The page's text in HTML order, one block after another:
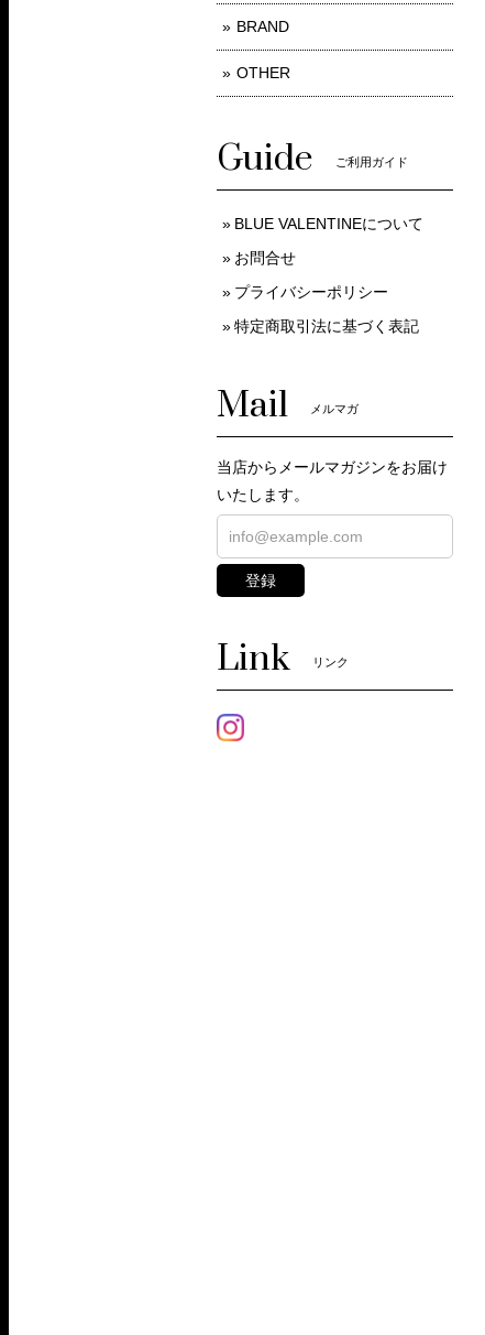
BRAND
OTHER
Guide ご利用ガイド
BLUE VALENTINEについて
お問合せ
プライバシーポリシー
特定商取引法に基づく表記
Mail メルマガ
当店からメールマガジンをお届け
いたします。
登録
Link リンク